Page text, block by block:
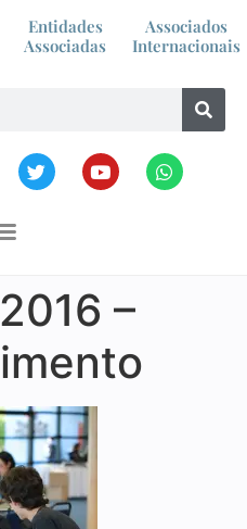
Entidades
Associadas
Associados
Internacionais
–